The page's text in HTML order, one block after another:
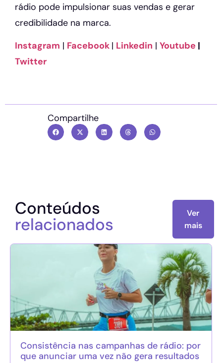
rádio pode impulsionar suas vendas e gerar
credibilidade na marca.
Instagram | Facebook | Linkedin | Youtube |
Twitter
Compartilhe
Conteúdos
relacionados
Ver
mais
Consistência nas campanhas de rádio: por
que anunciar uma vez não gera resultados